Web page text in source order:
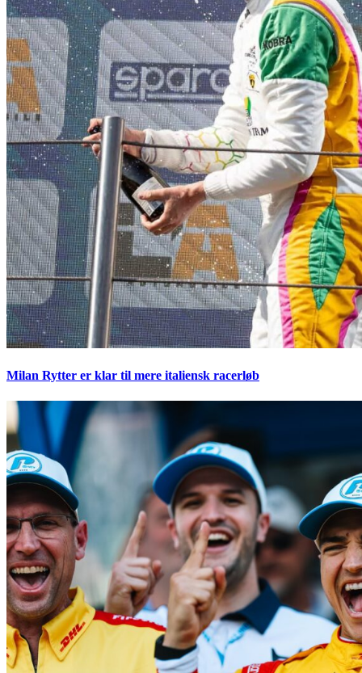
Milan Rytter er klar til mere italiensk racerløb